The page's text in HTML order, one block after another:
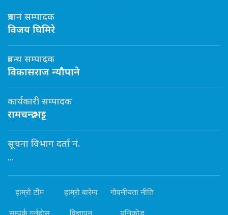
प्रधान सम्पादक
विजय घिमिरे
प्रबन्ध सम्पादक
विकासराज न्यौपाने
कार्यकारी सम्पादक
रामचन्द्र भट्ट
सूचना विभाग दर्ता नं.
...
हाम्रो टीम हाम्रो बारेमा गोपनीयता नीति